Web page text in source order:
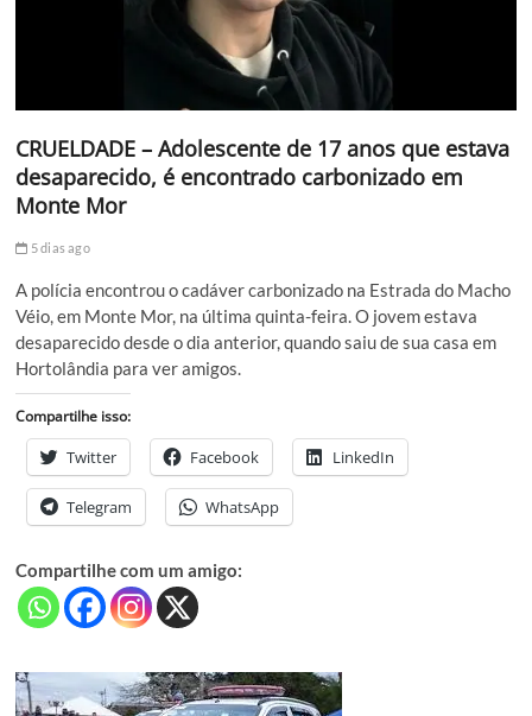
CRUELDADE – Adolescente de 17 anos que estava
desaparecido, é encontrado carbonizado em
Monte Mor
5 dias ago
A polícia encontrou o cadáver carbonizado na Estrada do Macho
Véio, em Monte Mor, na última quinta-feira. O jovem estava
desaparecido desde o dia anterior, quando saiu de sua casa em
Hortolândia para ver amigos.
Compartilhe isso:
Twitter Facebook LinkedIn
Telegram WhatsApp
Compartilhe com um amigo: